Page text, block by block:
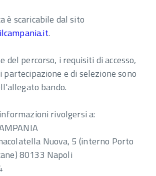
è scaricabile dal sito
.
del percorso, i requisiti di accesso,
partecipazione e di selezione sono
bando.
rivolgersi a:
Nuova, 5 (interno Porto
80133 Napoli